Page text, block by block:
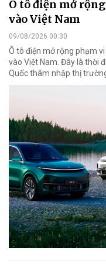
Ô tô điện mở
vào Việt Nam
09/08/2026 00:30
Ô tô điện mở rộng phạm
vào Việt Nam. Đây là thời
Quốc thâm nhập thị